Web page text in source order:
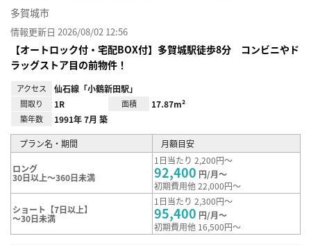
多賀城市
情報更新日 2026/08/02 12:56
【オートロック付・宅配BOX付】多賀城駅徒歩8分 コンビニやド
ラッグストア目の前物件！
アクセス 仙石線「小鶴新田駅」
間取り 1R 面積 17.87m²
築年数 1991年 7月 築
プラン名・期間 月額目安
ロング
30日以上～360日未満
1日当たり 2,200円～
92,400 円/月～
初期費用他 22,000円～
ショート【7日以上】
～30日未満
1日当たり 2,300円～
95,400 円/月～
初期費用他 16,500円～